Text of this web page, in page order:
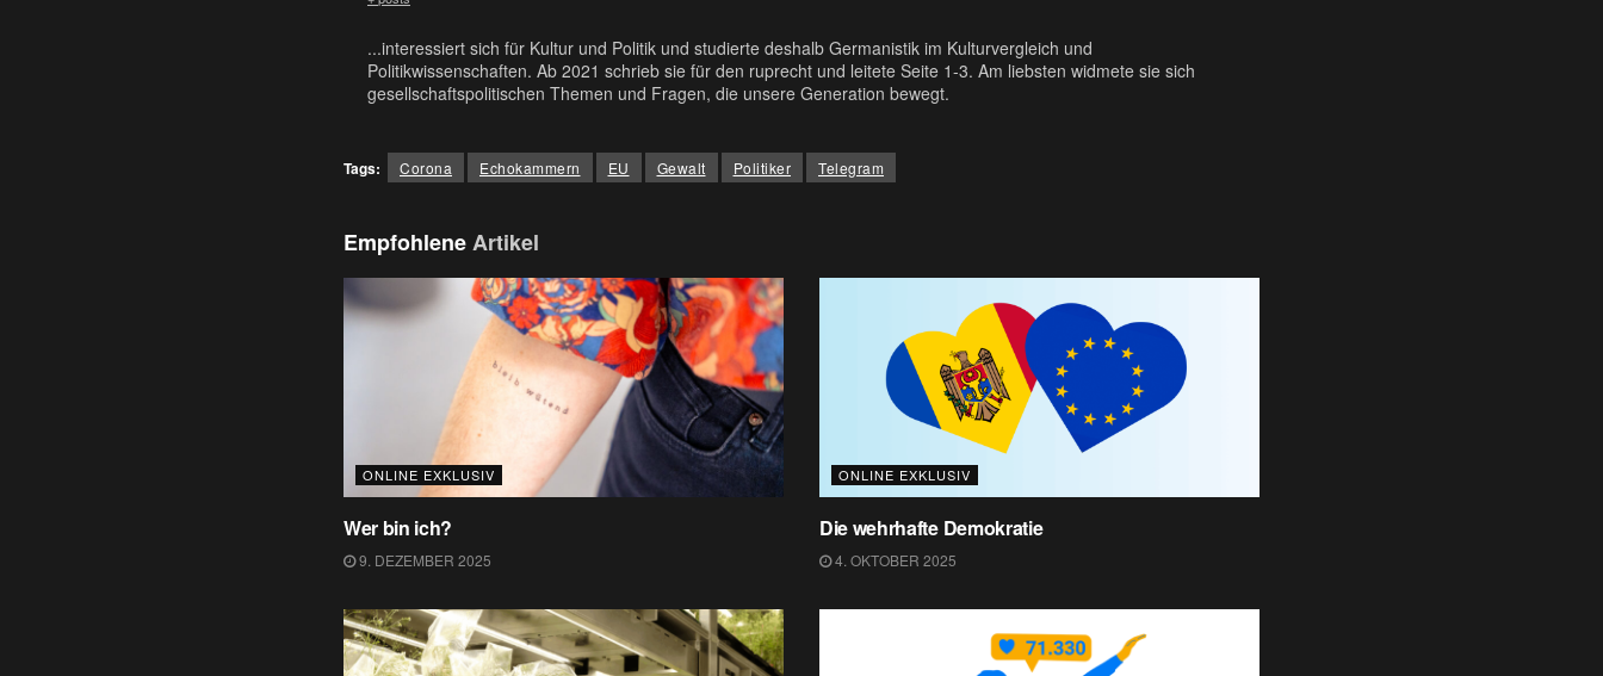
...interessiert sich für Kultur und Politik und studierte deshalb Germanistik im Kulturvergleich und
Politikwissenschaften. Ab 2021 schrieb sie für den ruprecht und leitete Seite 1-3. Am liebsten widmete sie sich
gesellschaftspolitischen Themen und Fragen, die unsere Generation bewegt.
Tags: Corona Echokammern EU Gewalt Politiker Telegram
EmpfohleneArtikel
ONLINE EXKLUSIV
Wer bin ich?
9. DEZEMBER 2025
ONLINE EXKLUSIV
Die wehrhafte Demokratie
4. OKTOBER 2025